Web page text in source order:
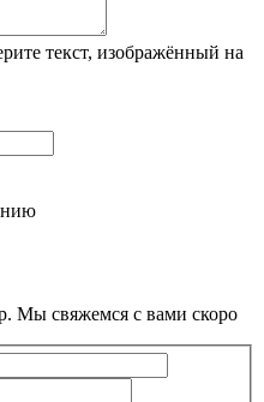
текст, изображённый на
Мы свяжемся с вами скоро